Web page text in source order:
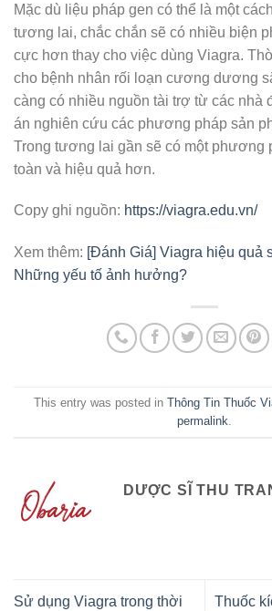
Mặc dù liệu pháp gen có thể là một
tương lai, chắc chắn sẽ có nhiều biện
cực hơn thay cho việc dùng Viagra.
cho bệnh nhân rối loạn cương dương
càng có nhiều nguồn tài trợ từ các nhà
án nghiên cứu các phương pháp sản
Trong tương lai gần sẽ có một phương
toàn và hiệu quả hơn.
Copy ghi nguồn: https://viagra.edu.vn/
Xem thêm: [Đánh Giá] Viagra hiệu quả
Những yếu tố ảnh hưởng?
This entry was posted in Thông Tin Thuốc
permalink
DƯỢC SĨ THU
Sử dụng Viagra trong thời
Thuốc